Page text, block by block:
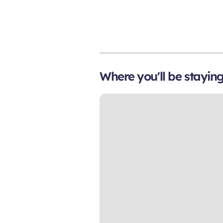
Where you'll be